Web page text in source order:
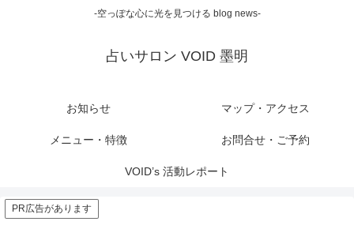
-空っぽな心に光を見つける blog news-
占いサロン VOID 墨明
お知らせ マップ・アクセス
メニュー・特徴 お問合せ・ご予約
VOID’s 活動レポート
PR広告があります